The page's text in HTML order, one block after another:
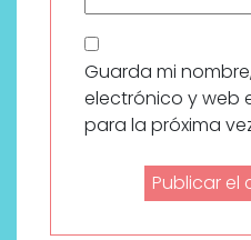
Guarda mi
electrónico y web
para la próxima